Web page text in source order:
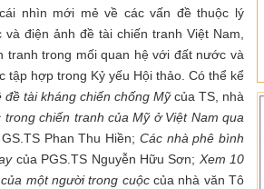
nhìn mới mẻ về các vấn đề thuộc lý
điện ảnh đề tài chiến tranh Việt Nam,
tranh trong mối quan hệ với đất nước và
hợp trong Kỷ yếu Hội thảo. Có thể kể
đề tài kháng chiến chống Mỹcủa TS, nhà
chiến tranh của Mỹ ở Việt Nam qua
Phan Thu Hiền; Các nhà phê bình
của PGS.TS Nguyễn Hữu Sơn; Xem 10
một người trong cuộc của nhà văn Tô
Lẫm liệt Hải Vân quan